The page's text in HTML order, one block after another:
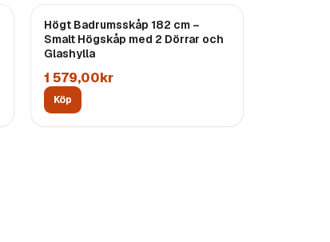
Högt Badrumsskåp 182 cm –
Smalt Högskåp med 2 Dörrar och
Glashylla
1 579,00kr
Köp